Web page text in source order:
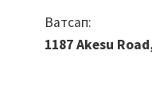
Ватсап:
1187 Akesu